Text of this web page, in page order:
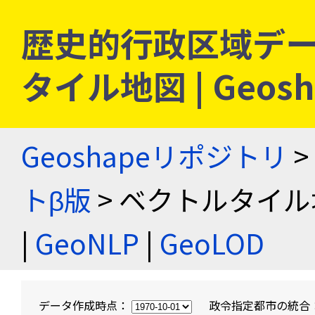
歴史的行政区域デ
タイル地図 |
Geoshapeリポジトリ >
トβ版 > ベクトルタイ
| GeoNLP | GeoLOD
データ作成時点： 政令指定都市の統